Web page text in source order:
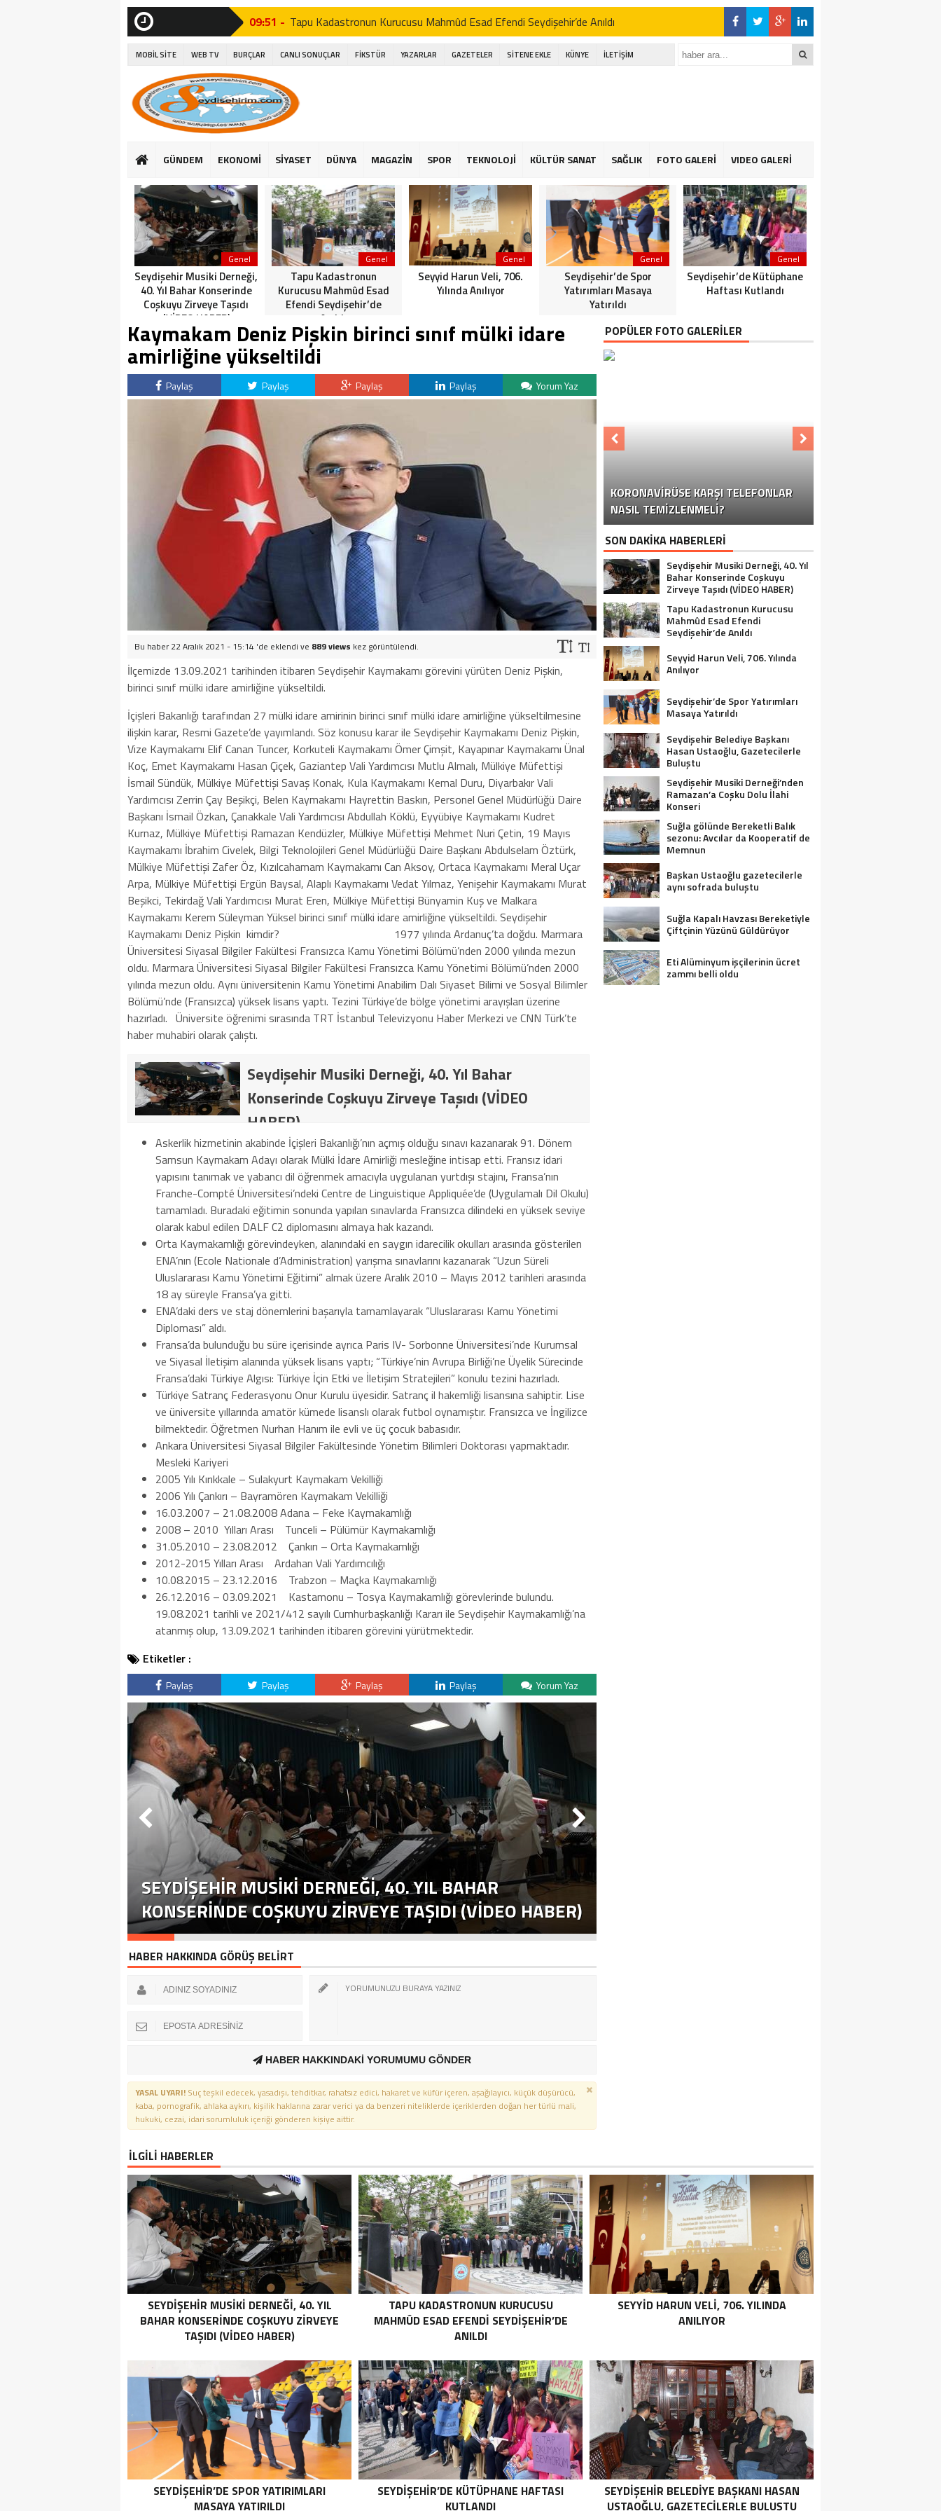
09:51 - Tapu Kadastronun Kurucusu Mahmûd Esad Efendi Seydişehir’de Anıldı
15:06 - Seyyid Harun Veli, 706. Yılında Anılıyor
15:27 -
14:26 - Seydişehir Belediye Başkanı Hasan Ustaoğlu, Gazetecilerle Buluştu
10:37 -
15:16 - Suğla gölünde Bereketli Balık sezonu: Avcılar da Kooperatif de Memnun
16:25 - Başkan Ustaoğlu gazetecilerle aynı sofrada buluştu
14:23 - Suğla Kapalı Havzası Bereketiyle Çiftçinin Yüzünü Güldürüyor
MOBİL SİTE WEB TV BURÇLAR CANLI SONUÇLAR FİKSTÜR YAZARLAR GAZETELER SİTENE EKLE KÜNYE İLETİŞİM
GÜNDEM EKONOMİ SİYASET DÜNYA MAGAZİN SPOR TEKNOLOJİ KÜLTÜR SANAT SAĞLIK FOTO GALERİ VIDEO GALERİ
Genel
Seydişehir Musiki Derneği,
40. Yıl Bahar Konserinde
Coşkuyu Zirveye Taşıdı
(VİDEO HABER)
Genel
Tapu Kadastronun
Kurucusu Mahmûd Esad
Efendi Seydişehir’de
Anıldı
Genel
Seyyid Harun Veli, 706.
Yılında Anılıyor
Genel
Seydişehir’de Spor
Yatırımları Masaya
Yatırıldı
Genel
Seydişehir’de Kütüphane
Haftası Kutlandı
Kaymakam Deniz Pişkin birinci sınıf mülki idare
amirliğine yükseltildi
Paylaş Paylaş Paylaş Paylaş Yorum Yaz
Bu haber 22 Aralık 2021 - 15:14 'de eklendi ve 889 views kez görüntülendi.
İlçemizde 13.09.2021 tarihinden itibaren Seydişehir Kaymakamı görevini yürüten Deniz Pişkin,
birinci sınıf mülki idare amirliğine yükseltildi.
İçişleri Bakanlığı tarafından 27 mülki idare amirinin birinci sınıf mülki idare amirliğine yükseltilmesine
ilişkin karar, Resmi Gazete’de yayımlandı. Söz konusu karar ile Seydişehir Kaymakamı Deniz Pişkin,
Vize Kaymakamı Elif Canan Tuncer, Korkuteli Kaymakamı Ömer Çimşit, Kayapınar Kaymakamı Ünal
Koç, Emet Kaymakamı Hasan Çiçek, Gaziantep Vali Yardımcısı Mutlu Almalı, Mülkiye Müfettişi
İsmail Sündük, Mülkiye Müfettişi Savaş Konak, Kula Kaymakamı Kemal Duru, Diyarbakır Vali
Yardımcısı Zerrin Çay Beşikçi, Belen Kaymakamı Hayrettin Baskın, Personel Genel Müdürlüğü Daire
Başkanı İsmail Özkan, Çanakkale Vali Yardımcısı Abdullah Köklü, Eyyübiye Kaymakamı Kudret
Kurnaz, Mülkiye Müfettişi Ramazan Kendüzler, Mülkiye Müfettişi Mehmet Nuri Çetin, 19 Mayıs
Kaymakamı İbrahim Civelek, Bilgi Teknolojileri Genel Müdürlüğü Daire Başkanı Abdulselam Öztürk,
Mülkiye Müfettişi Zafer Öz, Kızılcahamam Kaymakamı Can Aksoy, Ortaca Kaymakamı Meral Uçar
Arpa, Mülkiye Müfettişi Ergün Baysal, Alaplı Kaymakamı Vedat Yılmaz, Yenişehir Kaymakamı Murat
Beşikci, Tekirdağ Vali Yardımcısı Murat Eren, Mülkiye Müfettişi Bünyamin Kuş ve Malkara
Kaymakamı Kerem Süleyman Yüksel birinci sınıf mülki idare amirliğine yükseltildi. Seydişehir
Kaymakamı Deniz Pişkin kimdir? 1977 yılında Ardanuç’ta doğdu. Marmara
Üniversitesi Siyasal Bilgiler Fakültesi Fransızca Kamu Yönetimi Bölümü’nden 2000 yılında mezun
oldu. Marmara Üniversitesi Siyasal Bilgiler Fakültesi Fransızca Kamu Yönetimi Bölümü’nden 2000
yılında mezun oldu. Aynı üniversitenin Kamu Yönetimi Anabilim Dalı Siyaset Bilimi ve Sosyal Bilimler
Bölümü’nde (Fransızca) yüksek lisans yaptı. Tezini Türkiye’de bölge yönetimi arayışları üzerine
hazırladı. Üniversite öğrenimi sırasında TRT İstanbul Televizyonu Haber Merkezi ve CNN Türk’te
haber muhabiri olarak çalıştı.
Seydişehir Musiki Derneği, 40. Yıl Bahar
Konserinde Coşkuyu Zirveye Taşıdı (VİDEO
HABER)
Askerlik hizmetinin akabinde İçişleri Bakanlığı’nın açmış olduğu sınavı kazanarak 91. Dönem
Samsun Kaymakam Adayı olarak Mülki İdare Amirliği mesleğine intisap etti. Fransız idari
yapısını tanımak ve yabancı dil öğrenmek amacıyla uygulanan yurtdışı stajını, Fransa’nın
Franche-Compté Üniversitesi’ndeki Centre de Linguistique Appliquée’de (Uygulamalı Dil Okulu)
tamamladı. Buradaki eğitimin sonunda yapılan sınavlarda Fransızca dilindeki en yüksek seviye
olarak kabul edilen DALF C2 diplomasını almaya hak kazandı.
Orta Kaymakamlığı görevindeyken, alanındaki en saygın idarecilik okulları arasında gösterilen
ENA’nın (Ecole Nationale d’Administration) yarışma sınavlarını kazanarak “Uzun Süreli
Uluslararası Kamu Yönetimi Eğitimi” almak üzere Aralık 2010 – Mayıs 2012 tarihleri arasında
18 ay süreyle Fransa’ya gitti.
ENA’daki ders ve staj dönemlerini başarıyla tamamlayarak “Uluslararası Kamu Yönetimi
Diploması” aldı.
Fransa’da bulunduğu bu süre içerisinde ayrıca Paris IV- Sorbonne Üniversitesi’nde Kurumsal
ve Siyasal İletişim alanında yüksek lisans yaptı; “Türkiye’nin Avrupa Birliği’ne Üyelik Sürecinde
Fransa’daki Türkiye Algısı: Türkiye İçin Etki ve İletişim Stratejileri” konulu tezini hazırladı.
Türkiye Satranç Federasyonu Onur Kurulu üyesidir. Satranç il hakemliği lisansına sahiptir. Lise
ve üniversite yıllarında amatör kümede lisanslı olarak futbol oynamıştır. Fransızca ve İngilizce
bilmektedir. Öğretmen Nurhan Hanım ile evli ve üç çocuk babasıdır.
Ankara Üniversitesi Siyasal Bilgiler Fakültesinde Yönetim Bilimleri Doktorası yapmaktadır.
Mesleki Kariyeri
2005 Yılı Kırıkkale – Sulakyurt Kaymakam Vekilliği
2006 Yılı Çankırı – Bayramören Kaymakam Vekilliği
16.03.2007 – 21.08.2008 Adana – Feke Kaymakamlığı
2008 – 2010 Yılları Arası Tunceli – Pülümür Kaymakamlığı
31.05.2010 – 23.08.2012 Çankırı – Orta Kaymakamlığı
2012-2015 Yılları Arası Ardahan Vali Yardımcılığı
10.08.2015 – 23.12.2016 Trabzon – Maçka Kaymakamlığı
26.12.2016 – 03.09.2021 Kastamonu – Tosya Kaymakamlığı görevlerinde bulundu.
19.08.2021 tarihli ve 2021/412 sayılı Cumhurbaşkanlığı Kararı ile Seydişehir Kaymakamlığı’na
atanmış olup, 13.09.2021 tarihinden itibaren görevini yürütmektedir.
Etiketler :
Paylaş Paylaş Paylaş Paylaş Yorum Yaz
SEYDIŞEHIR MUSIKI DERNEĞI, 40. YIL BAHAR
KONSERINDE COŞKUYU ZIRVEYE TAŞIDI (VİDEO HABER)
HABER HAKKINDA GÖRÜŞ BELİRT
HABER HAKKINDAKİ YORUMUMU GÖNDER
YASAL UYARI! Suç teşkil edecek, yasadışı, tehditkar, rahatsız edici, hakaret ve küfür içeren, aşağılayıcı, küçük düşürücü,
kaba, pornografik, ahlaka aykırı, kişilik haklarına zarar verici ya da benzeri niteliklerde içeriklerden doğan her türlü mali,
hukuki, cezai, idari sorumluluk içeriği gönderen kişiye aittir.
POPÜLER FOTO GALERİLER
KORONAVIRÜSE KARŞI TELEFONLAR
NASIL TEMIZLENMELI?
KORONAVIRÜSE KARŞI TELEFONLAR
NASIL TEMIZLENMELI?
KORONAVIRÜSE KARŞI TELEFONLAR
NASIL TEMIZLENMELI?
KORONAVIRÜSE KARŞI TELEFONLAR
NASIL TEMIZLENMELI?
YOĞUN KAR YAĞIŞI TRAFIĞI OLUMSUZ
YALIHÜYÜK’TE OZANLI GECE
SON DAKİKA HABERLERİ
Seydişehir Musiki Derneği, 40. Yıl
Bahar Konserinde Coşkuyu
Zirveye Taşıdı (VİDEO HABER)
Tapu Kadastronun Kurucusu
Mahmûd Esad Efendi
Seydişehir’de Anıldı
Seyyid Harun Veli, 706. Yılında
Anılıyor
Seydişehir’de Spor Yatırımları
Masaya Yatırıldı
Seydişehir Belediye Başkanı
Hasan Ustaoğlu, Gazetecilerle
Buluştu
Seydişehir Musiki Derneği’nden
Ramazan’a Coşku Dolu İlahi
Konseri
Suğla gölünde Bereketli Balık
sezonu: Avcılar da Kooperatif de
Memnun
Başkan Ustaoğlu gazetecilerle
aynı sofrada buluştu
Suğla Kapalı Havzası Bereketiyle
Çiftçinin Yüzünü Güldürüyor
Eti Alüminyum işçilerinin ücret
zammı belli oldu
İLGİLİ HABERLER
SEYDIŞEHIR MUSIKI DERNEĞI, 40. YIL
BAHAR KONSERINDE COŞKUYU ZIRVEYE
TAŞIDI (VİDEO HABER)
TAPU KADASTRONUN KURUCUSU
MAHMÛD ESAD EFENDI SEYDIŞEHIR’DE
ANILDI
SEYYID HARUN VELI, 706. YILINDA
ANILIYOR
SEYDIŞEHIR’DE SPOR YATIRIMLARI
MASAYA YATIRILDI
SEYDIŞEHIR’DE KÜTÜPHANE HAFTASI
KUTLANDI
SEYDIŞEHIR BELEDIYE BAŞKANI HASAN
USTAOĞLU, GAZETECILERLE BULUŞTU